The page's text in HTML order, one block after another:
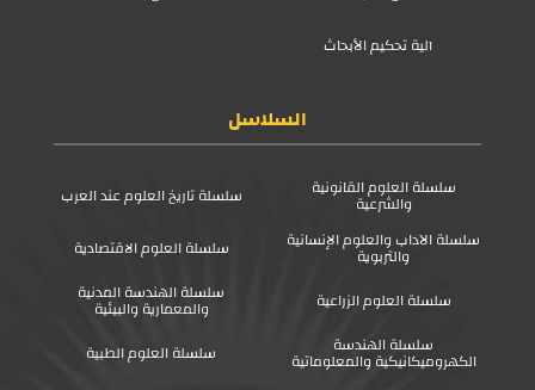
آلية تحكيم الأبحاث
السلاسل
سلسلة العلوم القانونية
والشرعية
سلسلة تاريخ العلوم عند العرب
سلسلة الآداب والعلوم الإنسانية
والتربوية
سلسلة العلوم الاقتصادية
سلسلة العلوم الزراعية
سلسلة الهندسة المدنية
والمعمارية والبيئية
سلسلة الهندسة
الكهروميكانيكية والمعلوماتية سلسلة العلوم الطبية